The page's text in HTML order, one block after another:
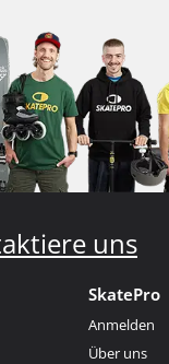
uns
SkatePro
Anmelden
Über uns